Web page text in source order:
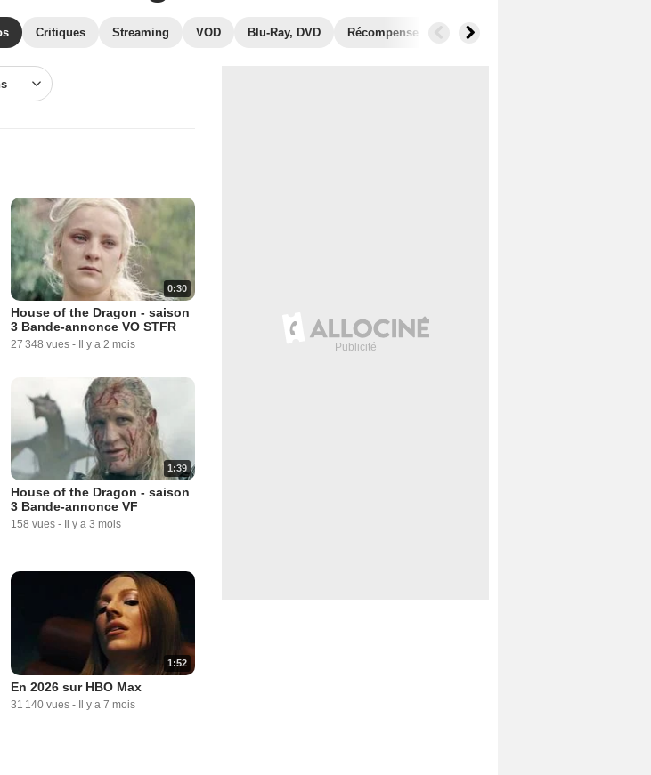
Critiques Streaming VOD Blu-Ray, DVD Récompenses Photos
0:30
House of the Dragon - saison
3 Bande-annonce VO STFR
27 348 vues - Il y a 2 mois
1:39
House of the Dragon - saison
3 Bande-annonce VF
158 vues - Il y a 3 mois
1:52
En 2026 sur HBO Max
31 140 vues - Il y a 7 mois